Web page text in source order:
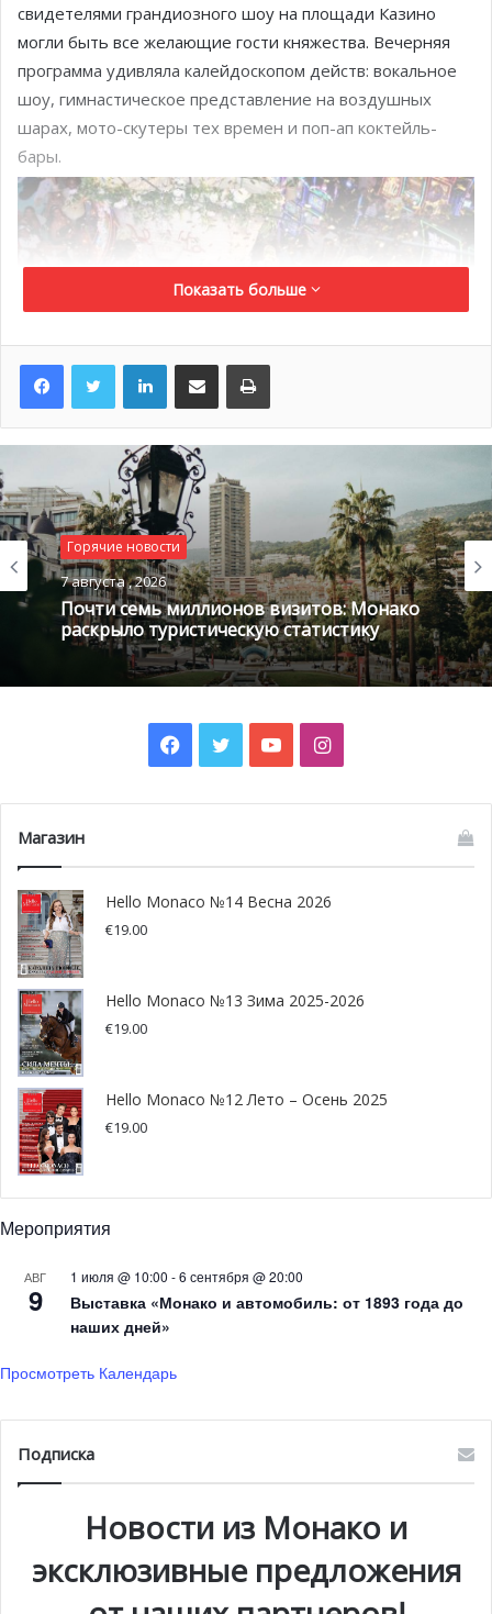
свидетелями грандиозного шоу на площади Казино
могли быть все желающие гости княжества. Вечерняя
программа удивляла калейдоскопом действ: вокальное
шоу, гимнастическое представление на воздушных
шарах, мото-скутеры тех времен и поп-ап коктейль-
бары.
Коктейль был подан необычным способом — из
бензиновых насосов 50-х годов, а особую атмосферу
игровому вечеру придавали эстрадные музыканты и ди-
джеи.
VIP-клиенты были приняты в пространстве,
вдохновленном самыми красивыми пляжами Ривьеры
того времени. Казино, в свою очередь, было открыто
для публики с 22:00, и каждый мог испытать свою удачу,
Princess Grace Suite, самом эксклюзивном месте на
Ривьере, с его 910 кв.м, предлагающим захватывающий
Mystery € 500 случайным образом попадали на игровые
автоматы Casino de Café de Paris, чтобы еще раз
порадовать гостей.
Показать больше
LinkedInПоделиться по электронной почте Распечатать
Горячие новости
7 августа , 2026
Почти семь миллионов визитов: Монако
раскрыло туристическую статистику
Facebook
TwitterYouTubeInstagram
Магазин
Hello Monaco №14 Весна 2026
€19.00
Hello Monaco №13 Зима 2025-2026
€19.00
Hello Monaco №12 Лето – Осень 2025
€19.00
Мероприятия
АВГ
9
1 июля @ 10:00 -6 сентября @ 20:00
Выставка «Монако и автомобиль: от 1893 года до
наших дней»
Просмотреть Календарь
Подписка
Новости из Монако и
эксклюзивные предложения